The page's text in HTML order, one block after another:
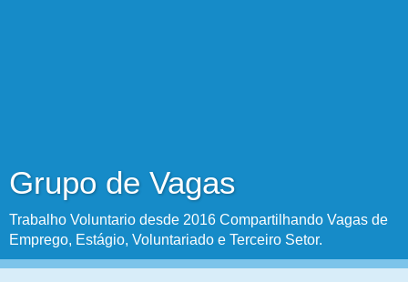
Grupo de Vagas
Trabalho Voluntario desde 2016 Compartilhando Vagas de
Emprego, Estágio, Voluntariado e Terceiro Setor.